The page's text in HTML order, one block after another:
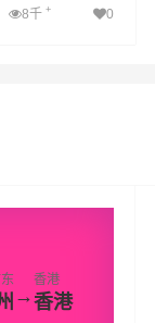
8千 + 0
→
香港
香港